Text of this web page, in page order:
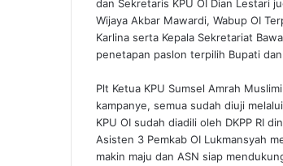
dan Sekretaris KPU OI Dian Lestari
Wijaya Akbar Mawardi, Wabup OI
Karlina serta Kepala Sekretariat
penetapan paslon terpilih Bupati dan
Plt Ketua KPU Sumsel Amrah
kampanye, semua sudah diuji
KPU OI sudah diadili oleh DKPP RI
Asisten 3 Pemkab OI Lukmansyah
makin maju dan ASN siap